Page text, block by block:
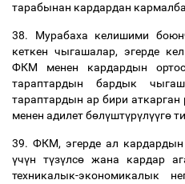
тарабынан кардардан
38. Мурабаха келишими
кеткен чыгашалар, эгерде
ФКМ
менен кардардын
тараптардын
бардык
тараптардын ар бири аткарган
менен адилетбөлүштүрүлүүгө
39. ФКМ, эгерде ал кардардын
үчүн түзүлсө жана кардар
техникалык-экономикалык